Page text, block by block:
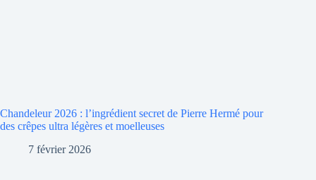
Chandeleur 2026 : l’ingrédient secret de Pierre Hermé pour
des crêpes ultra légères et moelleuses
7 février 2026